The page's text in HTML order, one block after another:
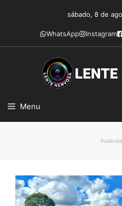
conteúdo
sábado, 8 de
WhatsApp Instagram
Menu